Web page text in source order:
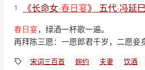
1 《长命女·春日宴》 五代·冯延巳
春日宴，绿酒一杯歌一遍。
再拜陈三愿：一愿郎君千岁，二愿妾
宋词三百首 婉约 夫妻 饮酒